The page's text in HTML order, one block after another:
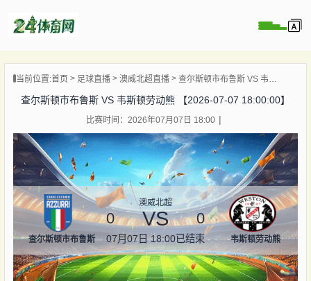
播
像
播
播
当前位置:首页 足球直播 澳威北超直播 查尔斯顿市布鲁斯 VS 韦斯顿劳动熊 【2026-07-07 18:00:00】
查尔斯顿市布鲁斯 VS 韦斯顿劳动熊 【2026-07-07 18:00:00】
比赛时间：2026年07月07日 18:00
查尔斯顿市布鲁斯
澳威北超
0 VS 0
07月07日 18:00已结束 韦斯顿劳动熊